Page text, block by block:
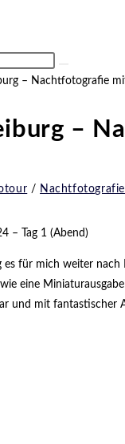
–
/ Nachtfotografie
– Tag 1 (Abend)
für mich weiter
eine
und mit